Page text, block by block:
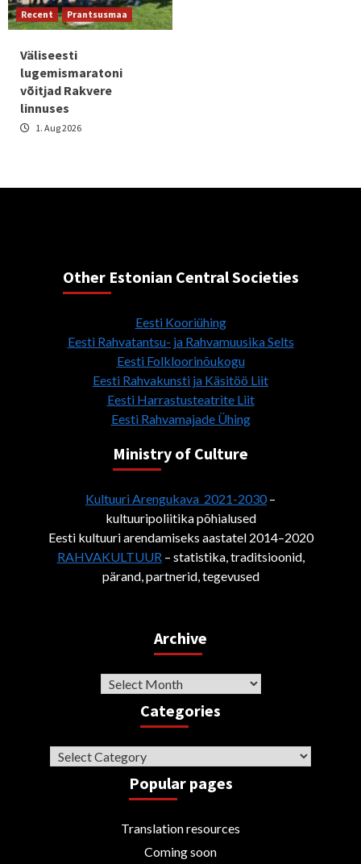
Recent Prantsusmaa
Väliseesti
lugemismaratoni
võitjad Rakvere
linnuses
1. Aug 2026
Other Estonian Central Societies
Eesti Kooriühing
Eesti Rahvatantsu- ja Rahvamuusika Selts
Eesti Folkloorinõukogu
Eesti Rahvakunsti ja Käsitöö Liit
Eesti Harrastusteatrite Liit
Eesti Rahvamajade Ühing
Ministry of Culture
Kultuuri Arengukava 2021-2030–
kultuuripoliitika põhialused
Eesti kultuuri arendamiseks aastatel 2014–2020
RAHVAKULTUUR– statistika, traditsioonid,
pärand, partnerid, tegevused
Archive
Archive
Categories
Categories
Popular pages
Translation resources
Coming soon